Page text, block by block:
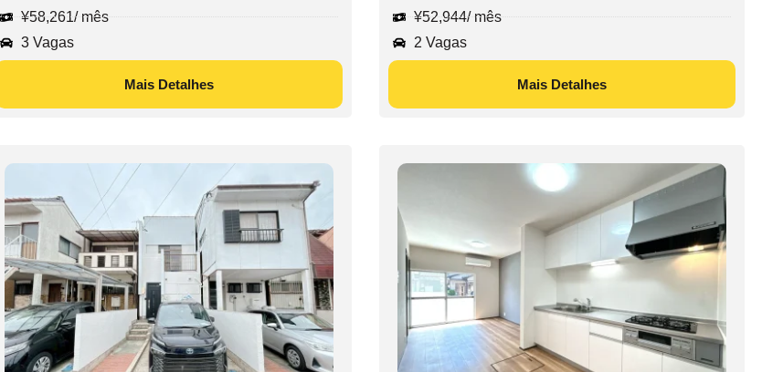
¥58,261/ mês
3 Vagas
Mais Detalhes
¥52,944/ mês
2 Vagas
Mais Detalhes